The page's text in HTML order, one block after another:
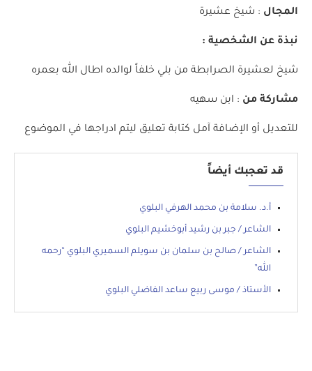
المجال : شيخ عشيرة
نبذة عن الشخصية :
شيخ لعشيرة الصرابطة من بلي خلفاً لوالده اطال الله بعمره
مشاركة من : ابن سهيه
للتعديل أو الإضافة آمل كتابة تعليق ليتم ادراجها في الموضوع
قد تعجبك أيضاً
أ.د. سلامة بن محمد الهرفي البلوي
الشاعر / جبر بن رشيد أبوخشيم البلوي
الشاعر / صالح بن سلمان بن سويلم السميري البلوي “رحمه
الله”
الأستاذ / موسى ربيع ساعد الفاضلي البلوي